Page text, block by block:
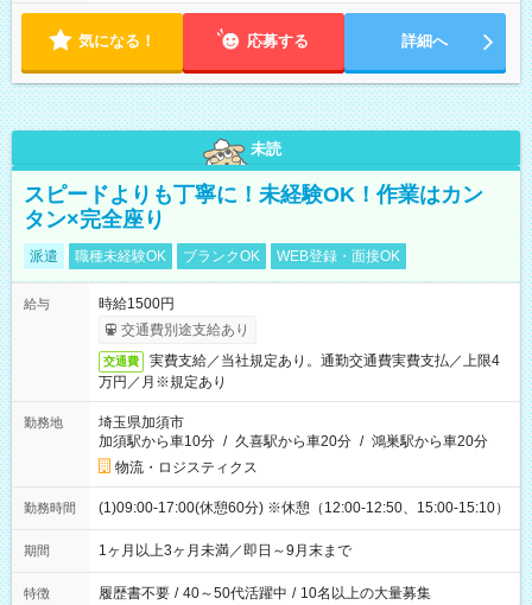
気になる！ 応募する 詳細へ
未読
スピードよりも丁寧に！未経験OK！作業はカン
タン×完全座り
派遣 職種未経験OK ブランクOK WEB登録・面接OK
給与
時給1500円
交通費別途支給あり
交通費
実費支給／当社規定あり。通勤交通費実費支払／上限4
万円／月※規定あり
勤務地
埼玉県加須市
加須駅から車10分 / 久喜駅から車20分 / 鴻巣駅から車20分
物流・ロジスティクス
勤務時間 (1)09:00-17:00(休憩60分) ※休憩（12:00-12:50、15:00-15:10）
期間 1ヶ月以上3ヶ月未満／即日～9月末まで
特徴 履歴書不要 / 40～50代活躍中 / 10名以上の大量募集